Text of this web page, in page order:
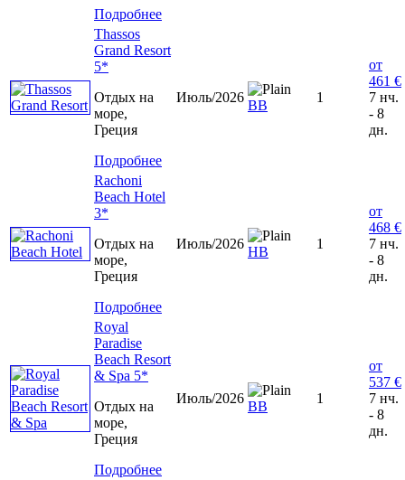
Подробнее
Thassos
Grand Resort
5*
Отдых на
море,
Греция
Подробнее
Июль/2026
BB
1
от
461 €
7 нч.
- 8
дн.
Rachoni
Beach Hotel
3*
Отдых на
море,
Греция
Подробнее
Июль/2026
HB
1
от
468 €
7 нч.
- 8
дн.
Royal
Paradise
Beach Resort
& Spa 5*
Отдых на
море,
Греция
Подробнее
Июль/2026
BB
1
от
537 €
7 нч.
- 8
дн.